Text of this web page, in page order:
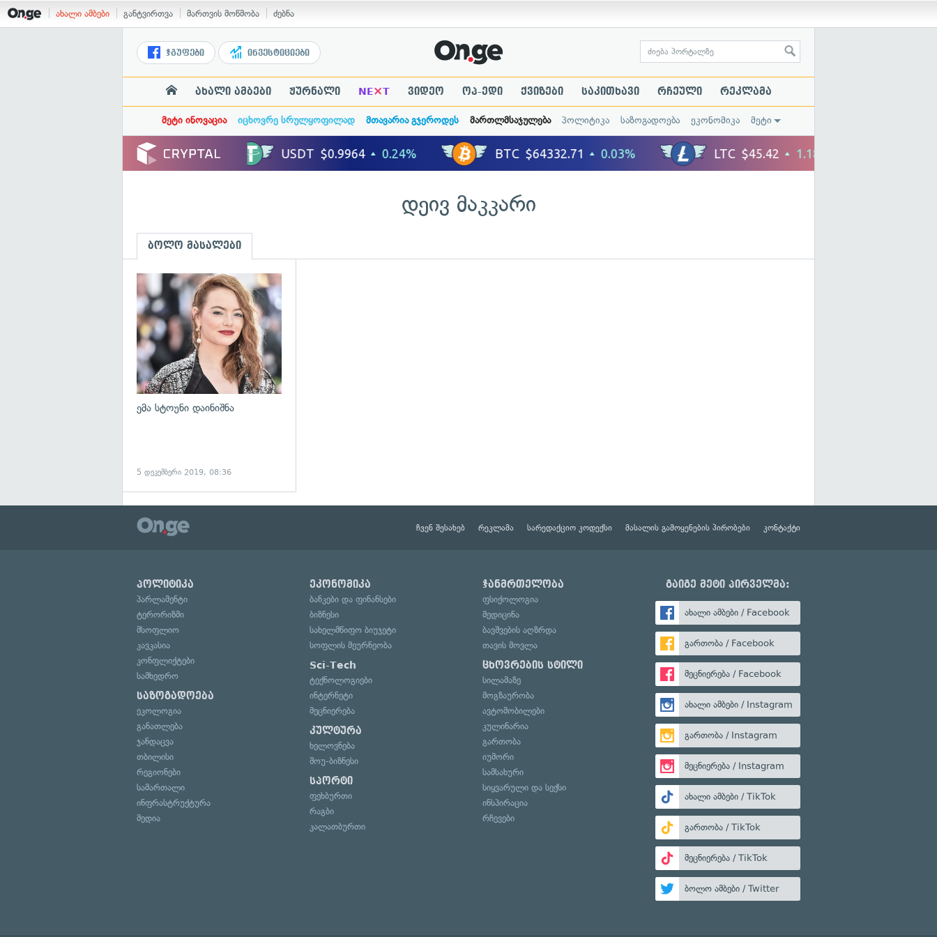
ახალი ამბები განტვირთვა მართვის მოწმობა ძებნა
ჯგუფები ინვესტიციები
ახალი ამბები ჟურნალი NE×T ვიდეო ოპ-ედი ქვიზები საკითხავი რჩეული რეკლამა
მეტი ინოვაცია იცხოვრე სრულყოფილად მთავარია გჯეროდეს მართლმსაჯულება პოლიტიკა საზოგადოება ეკონომიკა მეტი
დეივ მაკკარი
ბოლო მასალები
ემა სტოუნი დაინიშნა
5 დეკემბერი 2019, 08:36
ჩვენ შესახებ რეკლამა სარედაქციო კოდექსი მასალის გამოყენების პირობები კონტაქტი
პოლიტიკა
პარლამენტი
ტერორიზმი
მსოფლიო
კავკასია
კონფლიქტები
სამხედრო
საზოგადოება
ეკოლოგია
განათლება
ჯანდაცვა
თბილისი
რეგიონები
სამართალი
ინფრასტრუქტურა
მედია
ეკონომიკა
ბანკები და ფინანსები
ბიზნესი
სახელმწიფო ბიუჯეტი
სოფლის მეურნეობა
Sci-Tech
ტექნოლოგიები
ინტერნეტი
მეცნიერება
კულტურა
ხელოვნება
შოუ-ბიზნესი
სპორტი
ფეხბურთი
რაგბი
კალათბურთი
ჯანმრთელობა
ფსიქოლოგია
მედიცინა
ბავშვების აღზრდა
თავის მოვლა
ცხოვრების სტილი
სილამაზე
მოგზაურობა
ავტომობილები
კულინარია
გართობა
იუმორი
სამსახური
სიყვარული და სექსი
ინსპირაცია
რჩევები
გაიგე მეტი პირველმა:
ახალი ამბები / Facebook
გართობა / Facebook
მეცნიერება / Facebook
ახალი ამბები / Instagram
გართობა / Instagram
მეცნიერება / Instagram
ახალი ამბები / TikTok
გართობა / TikTok
მეცნიერება / TikTok
ბოლო ამბები / Twitter